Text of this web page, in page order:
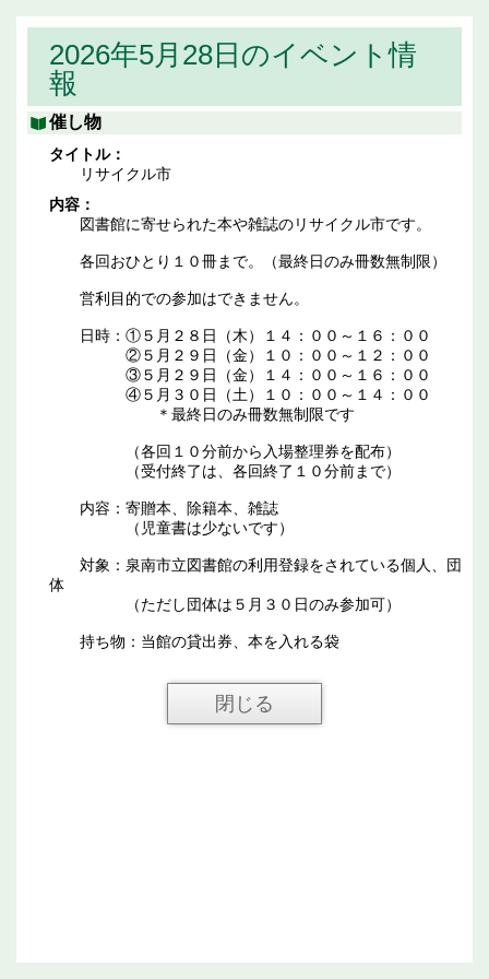
2026年5月28日のイベント情
報
催し物
タイトル：
リサイクル市
内容：
図書館に寄せられた本や雑誌のリサイクル市です。
各回おひとり１０冊まで。（最終日のみ冊数無制限）
営利目的での参加はできません。
日時：①５月２８日（木）１４：００～１６：００
②５月２９日（金）１０：００～１２：００
③５月２９日（金）１４：００～１６：００
④５月３０日（土）１０：００～１４：００
＊最終日のみ冊数無制限です
（各回１０分前から入場整理券を配布）
（受付終了は、各回終了１０分前まで）
内容：寄贈本、除籍本、雑誌
（児童書は少ないです）
対象：泉南市立図書館の利用登録をされている個人、団
体
（ただし団体は５月３０日のみ参加可）
持ち物：当館の貸出券、本を入れる袋